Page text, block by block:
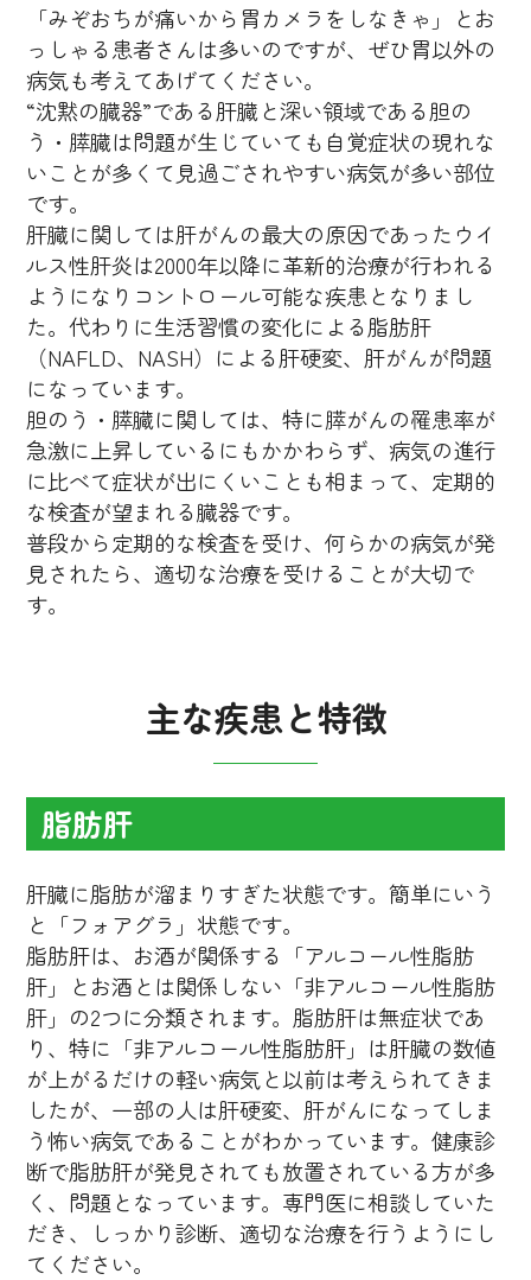
「みぞおちが痛いから胃カメラをしなきゃ」とお
っしゃる患者さんは多いのですが、ぜひ胃以外の
病気も考えてあげてください。
“沈黙の臓器”である肝臓と深い領域である胆の
う・膵臓は問題が生じていても自覚症状の現れな
いことが多くて見過ごされやすい病気が多い部位
です。
肝臓に関しては肝がんの最大の原因であったウイ
ルス性肝炎は2000年以降に革新的治療が行われる
ようになりコントロール可能な疾患となりまし
た。代わりに生活習慣の変化による脂肪肝
（NAFLD、NASH）による肝硬変、肝がんが問題
になっています。
胆のう・膵臓に関しては、特に膵がんの罹患率が
急激に上昇しているにもかかわらず、病気の進行
に比べて症状が出にくいことも相まって、定期的
な検査が望まれる臓器です。
普段から定期的な検査を受け、何らかの病気が発
見されたら、適切な治療を受けることが大切で
す。
主な疾患と特徴
脂肪肝
肝臓に脂肪が溜まりすぎた状態です。簡単にいう
と「フォアグラ」状態です。
脂肪肝は、お酒が関係する「アルコール性脂肪
肝」とお酒とは関係しない「非アルコール性脂肪
肝」の2つに分類されます。脂肪肝は無症状であ
り、特に「非アルコール性脂肪肝」は肝臓の数値
が上がるだけの軽い病気と以前は考えられてきま
したが、一部の人は肝硬変、肝がんになってしま
う怖い病気であることがわかっています。健康診
断で脂肪肝が発見されても放置されている方が多
く、問題となっています。専門医に相談していた
だき、しっかり診断、適切な治療を行うようにし
てください。